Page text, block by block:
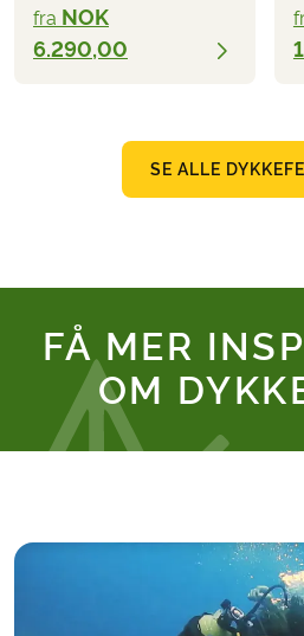
fra NOK
6.290,00
SE ALLE
FÅ MER
OM